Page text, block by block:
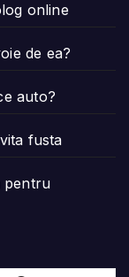
online
de ea?
auto?
fusta
pentru